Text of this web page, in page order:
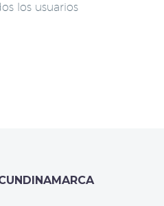
los usuarios